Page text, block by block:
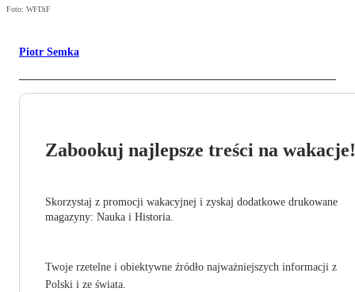
Foto: WFDiF
Piotr Semka
Zabookuj najlepsze treści na wakacje!
Skorzystaj z promocji wakacyjnej i zyskaj dodatkowe drukowane
magazyny: Nauka i Historia.
Twoje rzetelne i obiektywne źródło najważniejszych informacji z
Polski i ze świata.